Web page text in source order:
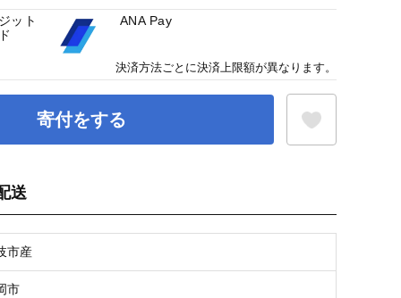
寄付をする
送
市産
市
ット
ANA Pay
決済方法ごとに決済上限額が異なります。